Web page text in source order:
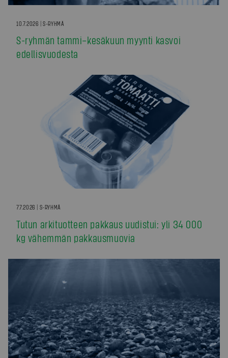
10.7.2026 | S-RYHMÄ
S-ryhmän tammi–kesäkuun myynti kasvoi
edellisvuodesta
7.7.2026 | S-RYHMÄ
Tutun arkituotteen pakkaus uudistui: yli 34 000
kg vähemmän pakkausmuovia